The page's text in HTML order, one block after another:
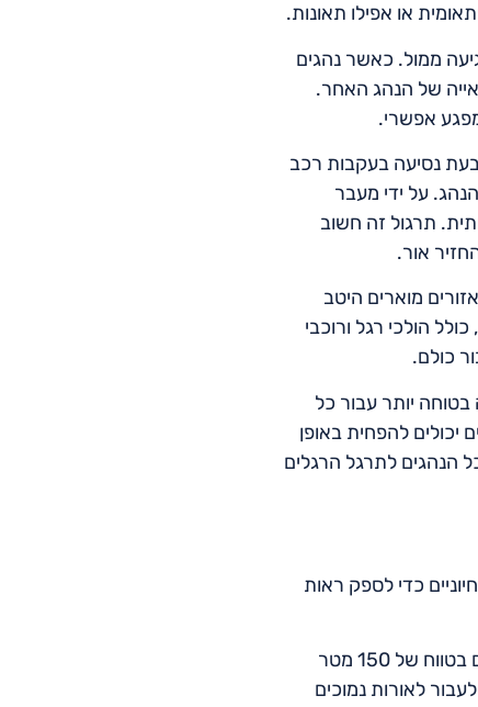
או אפילו תאונות.
ממול. כאשר נהגים
של הנהג האחר.
אפשרי.
נסיעה בעקבות רכב
על ידי מעבר
תרגול זה חשוב
אור.
מוארים היטב
הולכי רגל ורוכבי
כולם.
בטוחה יותר עבור כל
להפחית באופן
הנהגים לתרגל הרגלים
כדי לספק ראות
אחד מהתקנות העיקריות הוא שעל הנהגים לעמעם את האורות הגבוהים שלהם כאשר הם נמצאים בטווח של 150 מטר
לאורות נמוכים